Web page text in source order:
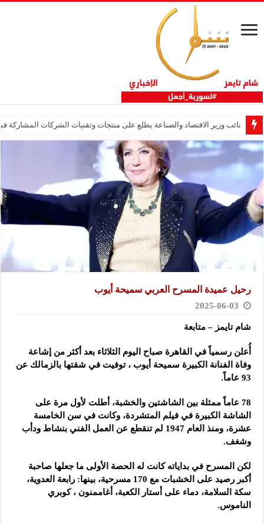
نائب وزير الاقتصاد والصناعة يطلع على منتجات وتقنيات الشركات المشاركة في
رحيل عميدة المسرح العربي سميحة أيوب
2025-06-03
شام تايمز – متابعة
أُعلن رسمياً في القاهرة صباح اليوم الثلاثاء بعد أكثر من إشاعة
وفاة الفنانة الكبيرة سميحة أيوب ، توفيت في شقتها بالزمالك عن
93 عاماً.
78 عاماً ممثلة بين الشاشتين والخشبة، أطلت لأول مرة على
الشاشة الكبيرة في فيلم المتشردة، وكانت في سن الخامسة
عشرة، ومنذ العام 1947 لم تنقطع عن العمل الفني بنشاط ودأب
وشغف.
لكن المسرح في بداياته كانت له الحصة الأولى ما جعلها صاحبة
أكبر رصيد على الخشبات مع 170 مسرحية، بينها: رابعة العدوية،
سكة السلامة، دماء على أستار الكعبة، أغاممنون ، كوبري
الناموس.